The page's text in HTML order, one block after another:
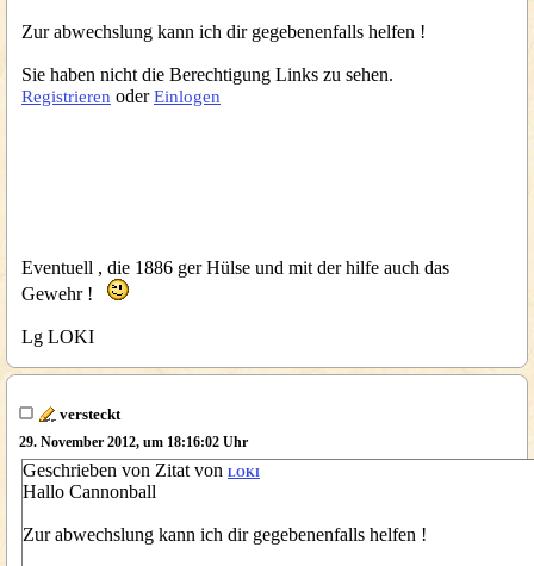
Zur abwechslung kann ich dir gegebenenfalls helfen !
Sie haben nicht die Berechtigung Links zu sehen.
Registrieren oderEinlogen
Eventuell , die 1886 ger Hülse und mit der hilfe auch das
Gewehr !
Lg LOKI
versteckt
29. November 2012, um 18:16:02 Uhr
Geschrieben von Zitat von LOKI
Hallo Cannonball
Zur abwechslung kann ich dir gegebenenfalls helfen !